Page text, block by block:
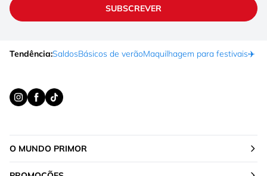
SUBSCREVER
Tendência:SaldosBásicos de verãoMaquilhagem para festivais✈️
O MUNDO PRIMOR